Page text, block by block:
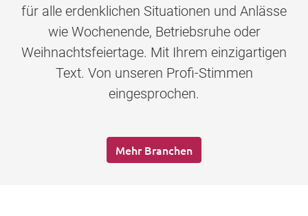
für alle erdenklichen Situationen und Anlässe
wie Wochenende, Betriebsruhe oder
Weihnachtsfeiertage. Mit Ihrem einzigartigen
Text. Von unseren Profi-Stimmen
eingesprochen.
Mehr Branchen